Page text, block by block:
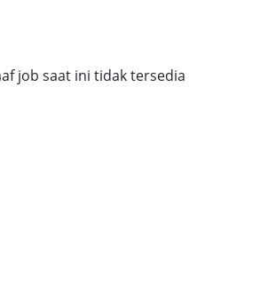
job saat ini tidak tersedia